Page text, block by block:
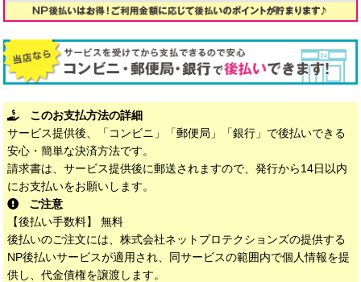
このお支払方法の詳細
サービス提供後、「コンビニ」「郵便局」「銀行」で後払いできる
安心・簡単な決済方法です。
請求書は、サービス提供後に郵送されますので、発行から14日以内
にお支払いをお願いします。
ご注意
【後払い手数料】 無料
後払いのご注文には、株式会社ネットプロテクションズの提供する
NP後払いサービスが適用され、同サービスの範囲内で個人情報を提
供し、代金債権を譲渡します。